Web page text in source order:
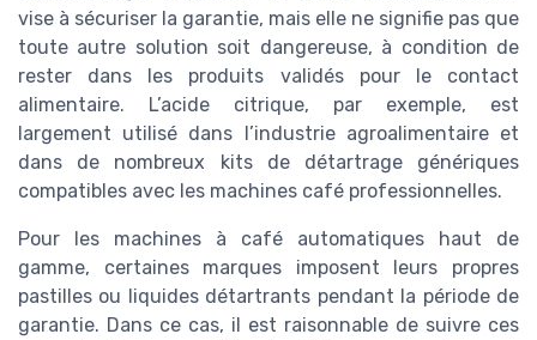
vise à sécuriser la garantie, mais elle ne signifie pas que
toute autre solution soit dangereuse, à condition de
rester dans les produits validés pour le contact
alimentaire. L’acide citrique, par exemple, est
largement utilisé dans l’industrie agroalimentaire et
dans de nombreux kits de détartrage génériques
compatibles avec les machines café professionnelles.
Pour les machines à café automatiques haut de
gamme, certaines marques imposent leurs propres
pastilles ou liquides détartrants pendant la période de
garantie. Dans ce cas, il est raisonnable de suivre ces